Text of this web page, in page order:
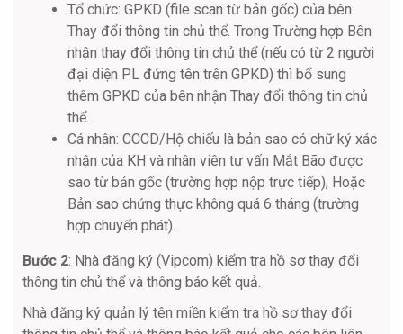
Tổ chức: GPKD (file scan từ bản gốc) của bên
Thay đổi thông tin chủ thể. Trong Trường hợp Bên
nhận thay đổi thông tin chủ thể (nếu có từ 2 người
đại diện PL đứng tên trên GPKD) thì bổ sung
thêm GPKD của bên nhận Thay đổi thông tin chủ
thể.
Cá nhân: CCCD/Hộ chiếu là bản sao có chữ ký xác
nhận của KH và nhân viên tư vấn Mắt Bão được
sao từ bản gốc (trường hợp nộp trực tiếp), Hoặc
Bản sao chứng thực không quá 6 tháng (trường
hợp chuyển phát).
Bước 2: Nhà đăng ký (Vipcom) kiểm tra hồ sơ thay đổi
thông tin chủ thể và thông báo kết quả.
Nhà đăng ký quản lý tên miền kiểm tra hồ sơ thay đổi